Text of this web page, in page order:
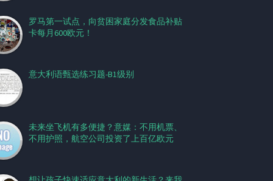
罗马第一试点，向贫困家庭分发食品补贴
卡每月600欧元！
意大利语甄选练习题-B1级别
未来坐飞机有多便捷？意媒：不用机票、
不用护照，航空公司投资了上百亿欧元